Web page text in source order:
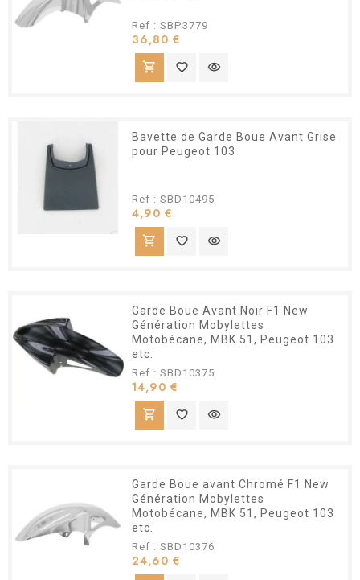
Ref : SBP3779
36,80 €
shopping_cart favorite_border visibility
Bavette de Garde Boue Avant Grise
pour Peugeot 103
Ref : SBD10495
4,90 €
shopping_cart favorite_border visibility
Garde Boue Avant Noir F1 New
Génération Mobylettes
Motobécane, MBK 51, Peugeot 103
etc.
Ref : SBD10375
14,90 €
shopping_cart favorite_border visibility
Garde Boue avant Chromé F1 New
Génération Mobylettes
Motobécane, MBK 51, Peugeot 103
etc.
Ref : SBD10376
24,60 €